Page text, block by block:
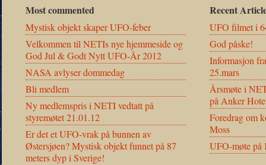
Most commented
Mystisk objekt skaper UFO-feber
Velkommen til NETIs nye hjemmeside og
God Jul & Godt Nytt UFO-År 2012
NASA avlyser dommedag
Bli medlem
Ny medlemspris i NETI vedtatt på
styremøtet 21.01.12
Er det et UFO-vrak på bunnen av
Østersjøen? Mystisk objekt funnet på 87
meters dyp i Sverige!
Recent
UFO filmet i
God påske!
Informasjon
25.mars
Årsmøte i
på Anker
Foredrag om
Moss
UFO-møte på